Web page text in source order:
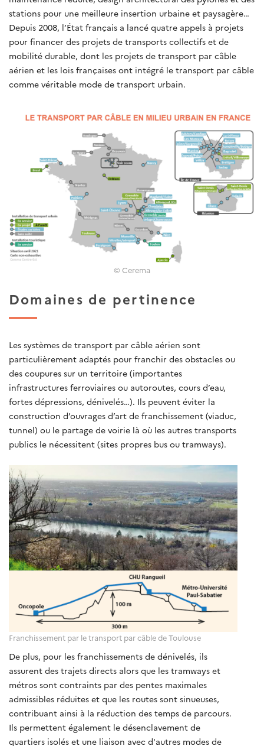
stations pour une meilleure insertion urbaine et paysagère…
Depuis 2008, l’État français a lancé quatre appels à projets
pour financer des projets de transports collectifs et de
mobilité durable, dont les projets de transport par câble
aérien et les lois françaises ont intégré le transport par câble
comme véritable mode de transport urbain.
© Cerema
Domaines de pertinence
Les systèmes de transport par câble aérien sont
particulièrement adaptés pour franchir des obstacles ou
des coupures sur un territoire (importantes
infrastructures ferroviaires ou autoroutes, cours d’eau,
fortes dépressions, dénivelés…). Ils peuvent éviter la
construction d’ouvrages d’art de franchissement (viaduc,
tunnel) ou le partage de voirie là où les autres transports
publics le nécessitent (sites propres bus ou tramways).
Franchissement par le transport par câble de Toulouse
De plus, pour les franchissements de dénivelés, ils
assurent des trajets directs alors que les tramways et
métros sont contraints par des pentes maximales
admissibles réduites et que les routes sont sinueuses,
contribuant ainsi à la réduction des temps de parcours.
Ils permettent également le désenclavement de
quartiers isolés et une liaison avec d'autres modes de